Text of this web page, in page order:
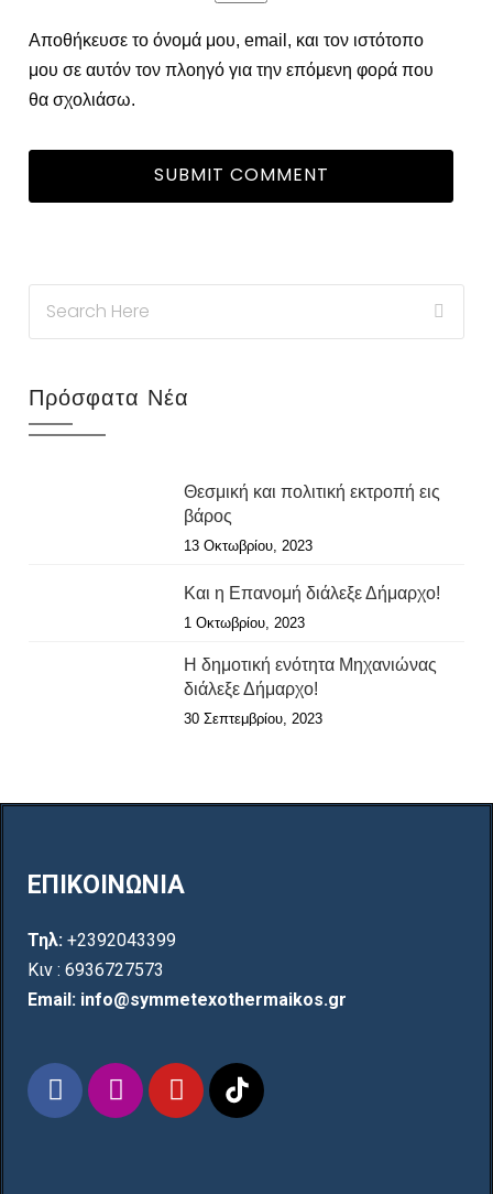
Αποθήκευσε το όνομά μου, email, και τον ιστότοπο
μου σε αυτόν τον πλοηγό για την επόμενη φορά που
θα σχολιάσω.
Πρόσφατα Νέα
Θεσμική και πολιτική εκτροπή εις
βάρος
13 Οκτωβρίου, 2023
Και η Επανομή διάλεξε Δήμαρχο!
1 Οκτωβρίου, 2023
Η δημοτική ενότητα Μηχανιώνας
διάλεξε Δήμαρχο!
30 Σεπτεμβρίου, 2023
ΕΠΙΚΟΙΝΩΝΙΑ
Τηλ: +2392043399
Κιν : 6936727573
Email: info@symmetexothermaikos.gr